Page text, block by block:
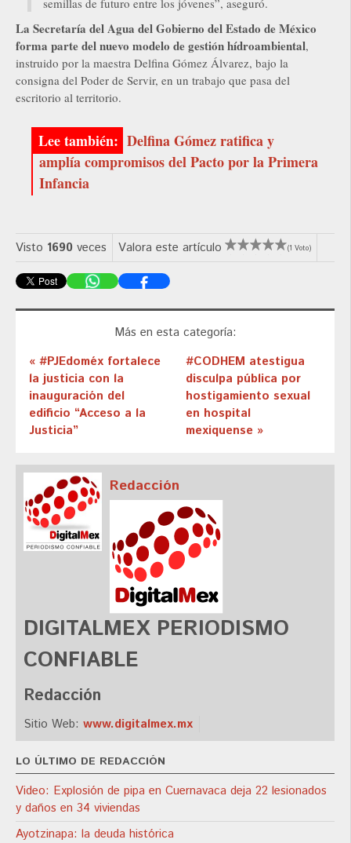
semillas de futuro entre los jóvenes”, aseguró.
La Secretaría del Agua del Gobierno del Estado de México
forma parte del nuevo modelo de gestión hídroambiental,
instruido por la maestra Delfina Gómez Álvarez, bajo la
consigna del Poder de Servir, en un trabajo que pasa del
escritorio al territorio.
Delfina Gómez ratifica y
amplía compromisos del Pacto por la Primera
Infancia
Visto 1690 veces Valora este artículo (1 Voto)
Más en esta categoría:
« #PJEdoméx fortalece
la justicia con la
inauguración del
edificio “Acceso a la
Justicia”
#CODHEM atestigua
disculpa pública por
hostigamiento sexual
en hospital
mexiquense »
Redacción
DIGITALMEX PERIODISMO
CONFIABLE
Redacción
Sitio Web: www.digitalmex.mx
LO ÚLTIMO DE REDACCIÓN
Video: Explosión de pipa en Cuernavaca deja 22 lesionados
y daños en 34 viviendas
Ayotzinapa: la deuda histórica